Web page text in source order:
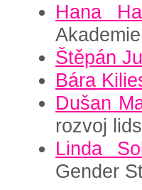
Hana
Štěpán
Bára
Dušan
rozvoj
Linda
Gender